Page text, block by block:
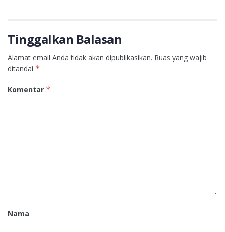
Tinggalkan Balasan
Alamat email Anda tidak akan dipublikasikan. Ruas yang wajib
ditandai *
Komentar *
Nama